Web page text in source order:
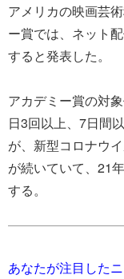
アメリカの映画芸
ー賞では、ネット
すると発表した。
アカデミー賞の対
日3回以上、7日間
が、新型コロナウ
が続いていて、21
する。
あなたが注目した